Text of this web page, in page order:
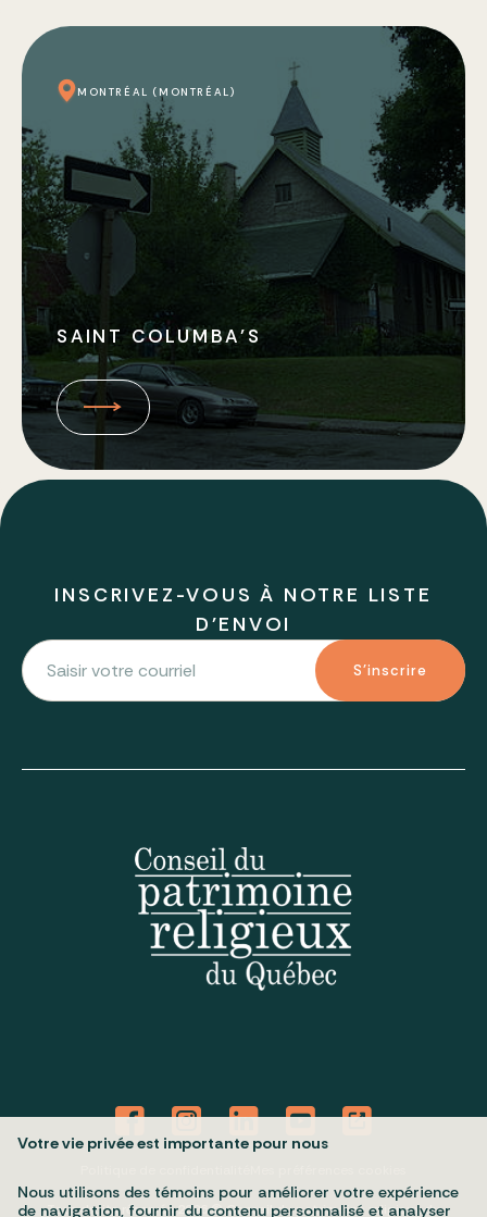
MONTRÉAL (MONTRÉAL)
SAINT COLUMBA’S
INSCRIVEZ-VOUS À NOTRE LISTE
D'ENVOI
S'inscrire
Tous droits réservés 2026 © Conseil du patrimoine religieux du
Votre vie privée est importante pour nous
Nous utilisons des témoins pour améliorer votre expérience
de navigation, fournir du contenu personnalisé et analyser